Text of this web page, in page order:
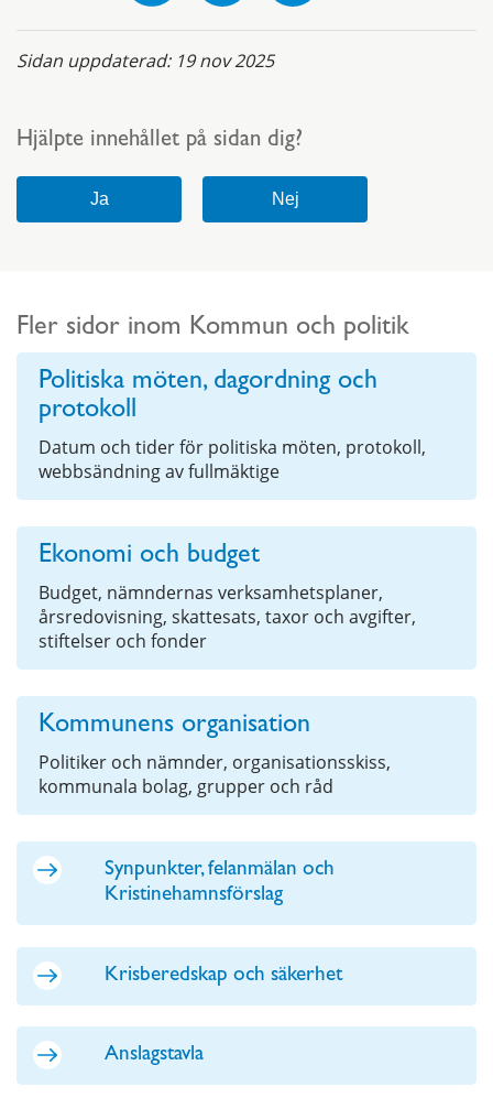
Sidan uppdaterad: 19 nov 2025
Hjälpte innehållet på sidan dig?
Fler sidor inom Kommun och politik
Politiska möten, dagordning och
protokoll
Datum och tider för politiska möten, protokoll,
webbsändning av fullmäktige
Ekonomi och budget
Budget, nämndernas verksamhetsplaner,
årsredovisning, skattesats, taxor och avgifter,
stiftelser och fonder
Kommunens organisation
Politiker och nämnder, organisationsskiss,
kommunala bolag, grupper och råd
Synpunkter, felanmälan och
Kristinehamnsförslag
Krisberedskap och säkerhet
Anslagstavla